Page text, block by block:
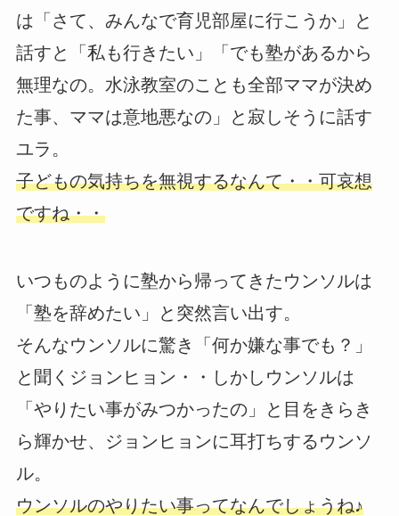
は「さて、みんなで育児部屋に行こうか」と
話すと「私も行きたい」「でも塾があるから
無理なの。水泳教室のことも全部ママが決め
た事、ママは意地悪なの」と寂しそうに話す
ユラ。
子どもの気持ちを無視するなんて・・可哀想
ですね・・
いつものように塾から帰ってきたウンソルは
「塾を辞めたい」と突然言い出す。
そんなウンソルに驚き「何か嫌な事でも？」
と聞くジョンヒョン・・しかしウンソルは
「やりたい事がみつかったの」と目をきらき
ら輝かせ、ジョンヒョンに耳打ちするウンソ
ル。
ウンソルのやりたい事ってなんでしょうね♪